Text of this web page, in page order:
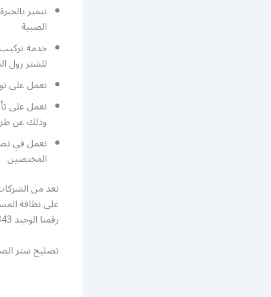
نتميز
الصبية
خدمة تركيب
للشتر رول
نعمل على
نعمل على
وذلك عن طريق
نعمل في
المختصين
نعد من
على نظافة
رقمنا الوحيد 52227343 واستفد من اعمال شركتنا العديدة والمتنوعة أيضا
تصليح شتر